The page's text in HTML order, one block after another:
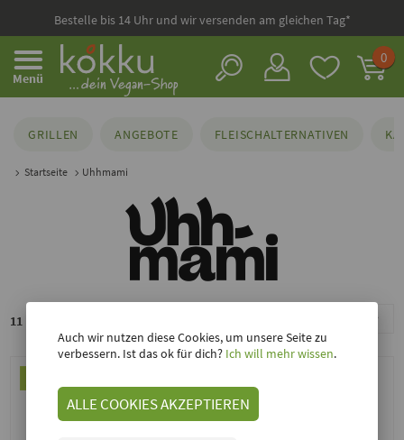
Bestelle bis 14 Uhr und wir versenden am gleichen Tag*
Menü
0
GRILLEN ANGEBOTE FLEISCHALTERNATIVEN
Startseite Uhhmami
11 Produkte bei kokku
Auch wir nutzen diese Cookies, um unsere Seite zu
verbessern. Ist das ok für dich? Ich will mehr wissen.
ALLE COOKIES AKZEPTIEREN